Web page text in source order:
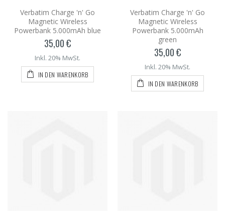
Verbatim Charge 'n' Go
Magnetic Wireless
Powerbank 5.000mAh blue
35,00 €
Inkl. 20% MwSt.
IN DEN WARENKORB
Verbatim Charge 'n' Go
Magnetic Wireless
Powerbank 5.000mAh
green
35,00 €
Inkl. 20% MwSt.
IN DEN WARENKORB